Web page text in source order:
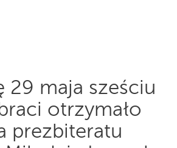
29 maja sześciu
otrzymało
prezbiteratu